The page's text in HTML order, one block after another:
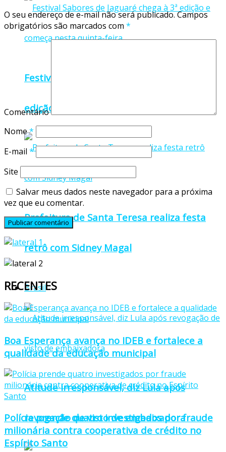
Festival Sabores de Jaguaré chega à 3ª
edição e começa nesta quinta-feira
Prefeitura de Santa Teresa realiza festa
retrô com Sidney Magal
Brasil
Atitude irresponsável, diz Lula após
revogação de visto de embaixadora
O seu endereço de e-mail não será publicado.Campos
obrigatórios são marcados com *
Comentário
Nome*
E-mail *
Site
Salvar meus dados neste navegador para a próxima
vez que eu comentar.
RECENTES
Boa Esperança avança no IDEB e fortalece a
qualidade da educação municipal
Polícia prende quatro investigados por fraude
milionária contra cooperativa de crédito no
Espírito Santo